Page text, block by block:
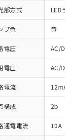
部方式 LED
プ色 黄
電圧 AC/
電圧 AC/
電流
構成 2b
通電電流 10A
件
EU RoHS指令（10
た製品が提供可
RoHS指令（10物
品に切り替える予